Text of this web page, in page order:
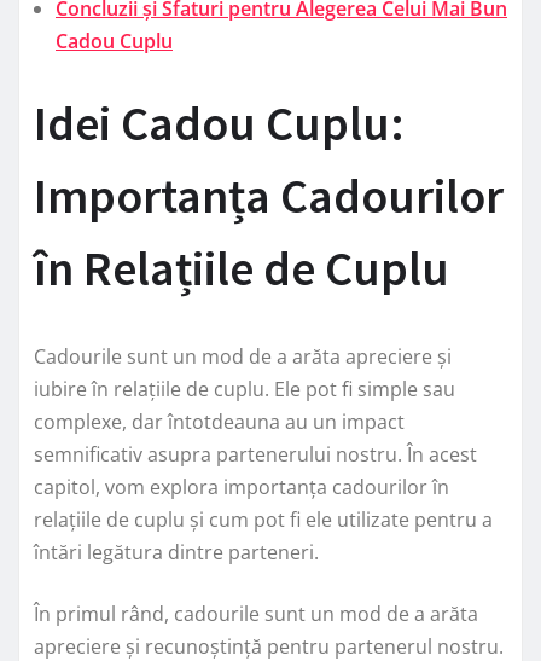
Concluzii și Sfaturi pentru Alegerea Celui Mai Bun
Cadou Cuplu
Idei Cadou Cuplu:
Importanța Cadourilor
în Relațiile de Cuplu
Cadourile sunt un mod de a arăta apreciere și
iubire în relațiile de cuplu. Ele pot fi simple sau
complexe, dar întotdeauna au un impact
semnificativ asupra partenerului nostru. În acest
capitol, vom explora importanța cadourilor în
relațiile de cuplu și cum pot fi ele utilizate pentru a
întări legătura dintre parteneri.
În primul rând, cadourile sunt un mod de a arăta
apreciere și recunoștință pentru partenerul nostru.